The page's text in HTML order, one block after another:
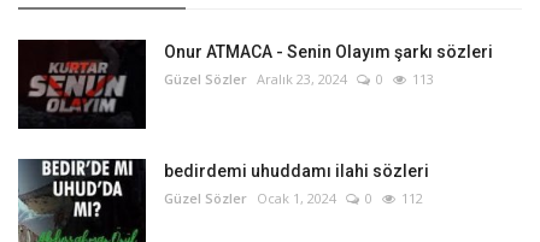
Onur ATMACA - Senin Olayım şarkı sözleri
Güzel Sözler Aralık 23, 2024 0 113
bedirdemi uhuddamı ilahi sözleri
Güzel Sözler Ocak 1, 2024 0 112